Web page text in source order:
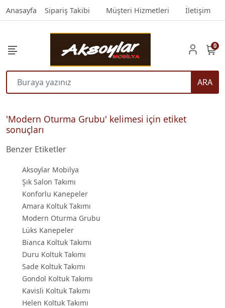
Anasayfa Sipariş Takibi Müşteri Hizmetleri İletişim
ARA
0
'Modern Oturma Grubu' kelimesi için etiket
sonuçları
Benzer Etiketler
Aksoylar Mobilya
Şık Salon Takımı
Konforlu Kanepeler
Amara Koltuk Takımı
Modern Oturma Grubu
Lüks Kanepeler
Bianca Koltuk Takımı
Duru Koltuk Takımı
Sade Koltuk Takımı
Gondol Koltuk Takımı
Kavisli Koltuk Takımı
Helen Koltuk Takımı